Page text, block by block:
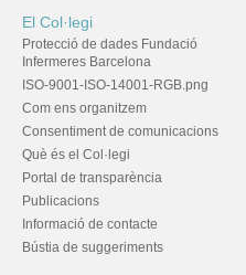
El Col·legi
Protecció de dades Fundació
Infermeres Barcelona
ISO-9001-ISO-14001-RGB.png
Com ens organitzem
Consentiment de comunicacions
Què és el Col·legi
Portal de transparència
Publicacions
Informació de contacte
Bústia de suggeriments